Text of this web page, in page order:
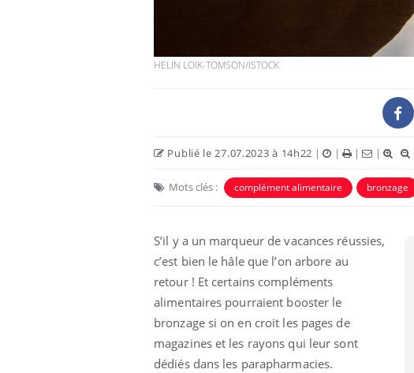
HELIN LOIK-TOMSON/ISTOCK
Publié le 27.07.2023 à 14h22 | | | |
Mots clés : complément alimentaire bronzage
S’il y a un marqueur de vacances réussies,
c’est bien le hâle que l’on arbore au
retour ! Et certains compléments
alimentaires pourraient booster le
bronzage si on en croit les pages de
magazines et les rayons qui leur sont
dédiés dans les parapharmacies.
Le Viagra pourrait-il
freiner la propagation du
cancer ?
Pourquoi manger moins
de protéines pourrait
finalement être bénéfique